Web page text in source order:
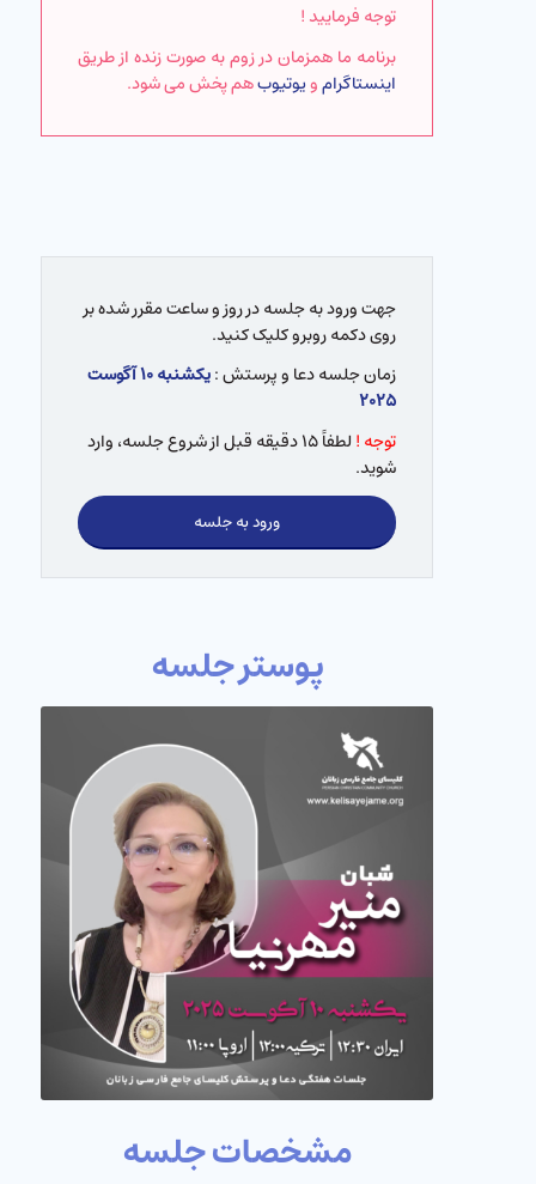
توجه فرمایید !
برنامه ما همزمان در زوم به صورت زنده از طریق
اینستاگرامویوتیوبهم پخش می شود.
جهت ورود به جلسه در روز و ساعت مقرر شده بر
روی دکمه روبرو کلیک کنید.
زمان جلسه دعا و پرستش :
یکشنبه ۱۰ آگوست
۲۰۲۵
توجه !
لطفاً ۱۵ دقیقه قبل از شروع جلسه، وارد
شوید.
ورود به جلسه
پوستر جلسه
مشخصات جلسه